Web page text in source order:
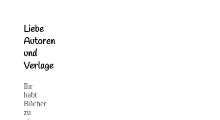
Liebe
Autoren
und
Verlage
Ihr
habt
Bücher
zu